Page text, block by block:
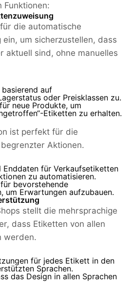
Funktionen:
die automatische
um sicherzustellen, dass
aktuell sind, ohne manuelles
auf
oder Preisklassen zu.
neue Produkte, um
Etiketten zu erhalten.
ist perfekt für die
Aktionen.
Enddaten für Verkaufsetiketten
zu automatisieren.
bevorstehende
um Erwartungen aufzubauen.
stellt die mehrsprachige
dass Etiketten von allen
werden.
für jedes Etikett in den
Sprachen.
das Design in allen Sprachen